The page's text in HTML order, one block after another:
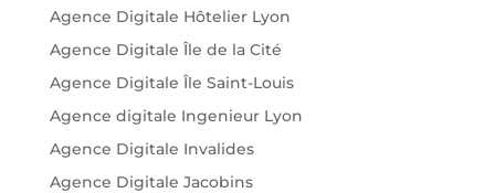
Agence Digitale Hôtelier Lyon
Agence Digitale Île de la Cité
Agence Digitale Île Saint-Louis
Agence digitale Ingenieur Lyon
Agence Digitale Invalides
Agence Digitale Jacobins